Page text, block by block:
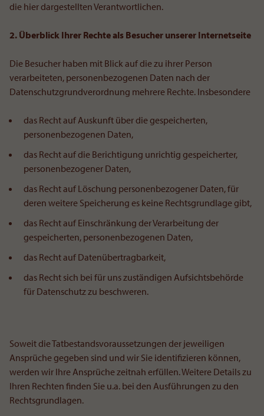
die hier dargestellten Verantwortlichen.
2. Überblick Ihrer Rechte als Besucher unserer Internetseite
Die Besucher haben mit Blick auf die zu ihrer Person
verarbeiteten, personenbezogenen Daten nach der
Datenschutzgrundverordnung mehrere Rechte. Insbesondere
das Recht auf Auskunft über die gespeicherten,
personenbezogenen Daten,
das Recht auf die Berichtigung unrichtig gespeicherter,
personenbezogener Daten,
das Recht auf Löschung personenbezogener Daten, für
deren weitere Speicherung es keine Rechtsgrundlage gibt,
das Recht auf Einschränkung der Verarbeitung der
gespeicherten, personenbezogenen Daten,
das Recht auf Datenübertragbarkeit,
das Recht sich bei für uns zuständigen Aufsichtsbehörde
für Datenschutz zu beschweren.
Soweit die Tatbestandsvoraussetzungen der jeweiligen
Ansprüche gegeben sind und wir Sie identifizieren können,
werden wir Ihre Ansprüche zeitnah erfüllen. Weitere Details zu
Ihren Rechten finden Sie u.a. bei den Ausführungen zu den
Rechtsgrundlagen.